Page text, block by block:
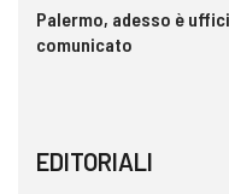
Palermo, adesso è
comunicato
EDITORIALI